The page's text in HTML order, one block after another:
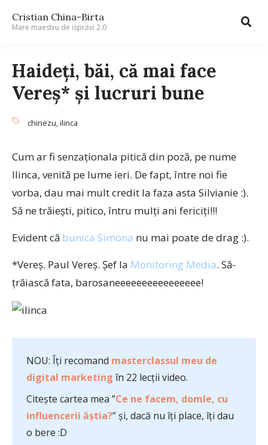
Cristian China-Birta
Mare maestru de isprăvi 2.0
Haideţi, băi, că mai face
Vereş* şi lucruri bune
chinezu,ilinca
Cum ar fi senzaţionala pitică din poză, pe nume
Ilinca, venită pe lume ieri. De fapt, între noi fie
vorba, dau mai mult credit la faza asta Silvianie :).
Să ne trăieşti, pitico, întru mulţi ani fericiţi!!!
Evident că bunica Simona nu mai poate de drag :).
*Vereş. Paul Vereş. Şef la Monitoring Media. Să-
ţrăiască fata, barosaneeeeeeeeeeeeeeee!
NOU: Îți recomand masterclassul meu de
digital marketing în 22 lecții video.
Citește cartea mea ”Ce ne facem, domle, cu
influencerii ăștia?” și, dacă nu îți place, îți dau
o bere :D